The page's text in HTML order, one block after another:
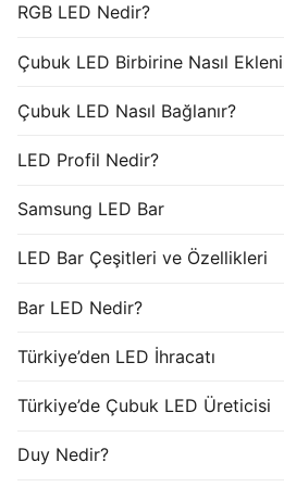
RGB LED Nedir?
Çubuk LED Birbirine Nasıl
Çubuk LED Nasıl Bağlanır?
LED Profil Nedir?
Samsung LED Bar
LED Bar Çeşitleri ve Özellikleri
Bar LED Nedir?
Türkiye’den LED İhracatı
Türkiye’de Çubuk LED Üreticisi
Duy Nedir?